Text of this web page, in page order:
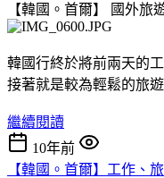
【韓國。首爾】
國外旅
韓國行終於將前兩天的
接著就是較為輕鬆的旅
繼續閱讀
10年前
【韓國。首爾】工作、